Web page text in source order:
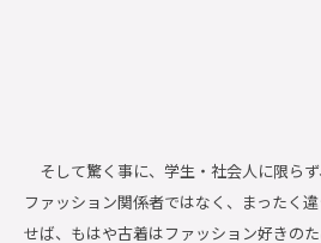
そして驚く事に、学生・社会人に限ら
ファッション関係者ではなく、まったく
せば、もはや古着はファッション好きの